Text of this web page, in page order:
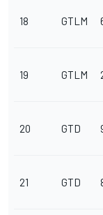
18 GTLM
19 GTLM
20 GTD
21 GTD